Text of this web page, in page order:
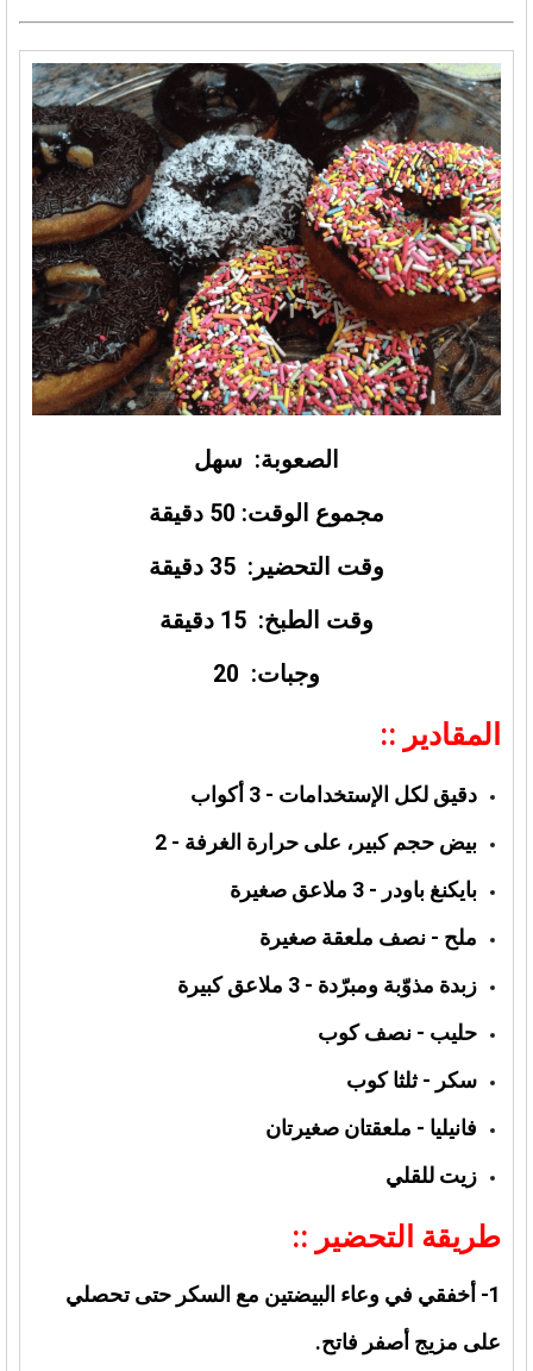
الصعوبة: سهل
مجموع الوقت: 50 دقيقة
وقت التحضير: 35 دقيقة
وقت الطبخ: 15 دقيقة
وجبات: 20
المقادير ::
دقيق لكل الإستخدامات - 3 أكواب
بيض حجم كبير، على حرارة الغرفة - 2
بايكنغ باودر - 3 ملاعق صغيرة
ملح - نصف ملعقة صغيرة
زبدة مذوّبة ومبرّدة - 3 ملاعق كبيرة
حليب - نصف كوب
سكر - ثلثا كوب
فانيليا - ملعقتان صغيرتان
زيت للقلي
طريقة التحضير ::
1- أخفقي في وعاء البيضتين مع السكر حتى تحصلي
على مزيج أصفر فاتح.